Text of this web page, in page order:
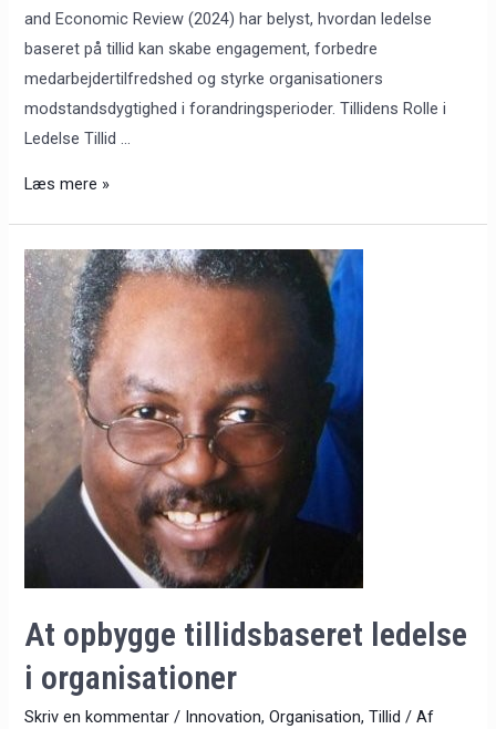
and Economic Review (2024) har belyst, hvordan ledelse
baseret på tillid kan skabe engagement, forbedre
medarbejdertilfredshed og styrke organisationers
modstandsdygtighed i forandringsperioder. Tillidens Rolle i
Ledelse Tillid …
Læs mere »
At opbygge tillidsbaseret ledelse
i organisationer
Skriv en kommentar / Innovation,Organisation,Tillid / Af
At
opbygge
tillidsbaseret
ledelse
organisationer